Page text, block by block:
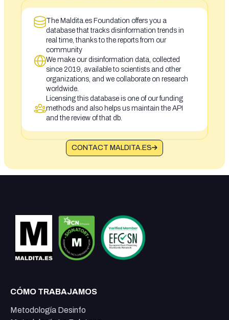
The Maldita.es Foundation offers you a
database that tracks disinformation trends in
real time, thanks to the reports from our
community
We make our disinformation data, collected
since 2019, available to scientists and other
organizations, and we collaborate on research
worldwide.
Licensing this database is one of our funding
methods and also helps us maintain the API
and the review of that db.
CONTACT MALDITA.ES
CÓMO TRABAJAMOS
Metodología Desinfo